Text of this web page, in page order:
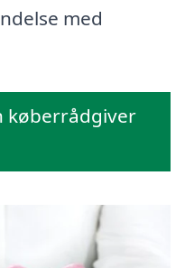
med
køberrådgiver